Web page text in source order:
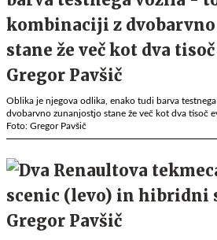
Oblika je njegova odlika, enako tudi barva
dvobarvno zunanjostjo stane že več kot dva tisoč
Foto: Gregor Pavšič